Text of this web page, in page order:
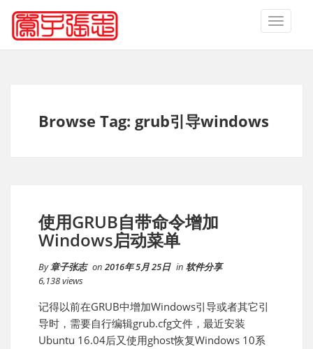
TOGGLE
Browse Tag: grub引导windows
使用GRUB自带命令增加
Windows启动菜单
By章子张志 on 2016年 5月 25日 in 软件分享
6,138 views
记得以前在GRUB中增加Windows引导或者其它引
导时，需要自行编辑grub.cfg文件，最近安装
Ubuntu 16.04后又使用ghost恢复Windows 10系